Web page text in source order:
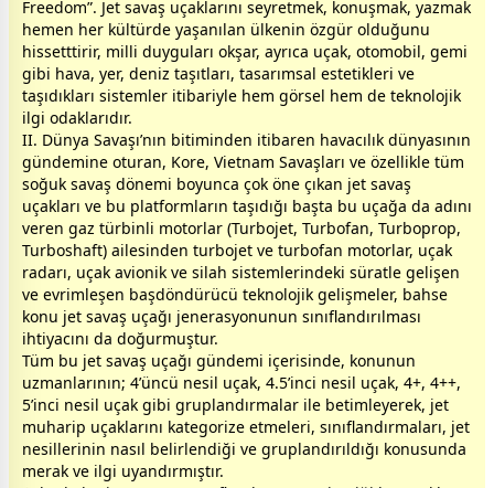
Freedom”. Jet savaş uçaklarını seyretmek, konuşmak, yazmak
hemen her kültürde yaşanılan ülkenin özgür olduğunu
hissetttirir, milli duyguları okşar, ayrıca uçak, otomobil, gemi
gibi hava, yer, deniz taşıtları, tasarımsal estetikleri ve
taşıdıkları sistemler itibariyle hem görsel hem de teknolojik
ilgi odaklarıdır.
II. Dünya Savaşı’nın bitiminden itibaren havacılık dünyasının
gündemine oturan, Kore, Vietnam Savaşları ve özellikle tüm
soğuk savaş dönemi boyunca çok öne çıkan jet savaş
uçakları ve bu platformların taşıdığı başta bu uçağa da adını
veren gaz türbinli motorlar (Turbojet, Turbofan, Turboprop,
Turboshaft) ailesinden turbojet ve turbofan motorlar, uçak
radarı, uçak avionik ve silah sistemlerindeki süratle gelişen
ve evrimleşen başdöndürücü teknolojik gelişmeler, bahse
konu jet savaş uçağı jenerasyonunun sınıflandırılması
ihtiyacını da doğurmuştur.
Tüm bu jet savaş uçağı gündemi içerisinde, konunun
uzmanlarının; 4’üncü nesil uçak, 4.5’inci nesil uçak, 4+, 4++,
5’inci nesil uçak gibi gruplandırmalar ile betimleyerek, jet
muharip uçaklarını kategorize etmeleri, sınıflandırmaları, jet
nesillerinin nasıl belirlendiği ve gruplandırıldığı konusunda
merak ve ilgi uyandırmıştır.